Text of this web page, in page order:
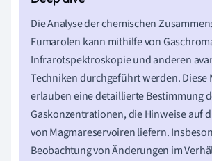
Die Analyse der chemischen
Fumarolen kann mithilfe von
Infrarotspektroskopie und anderen
Techniken durchgeführt werden. Diese
erlauben eine detaillierte Bestimmung
Gaskonzentrationen, die Hinweise auf
von Magmareservoiren liefern.
Beobachtung von Änderungen im